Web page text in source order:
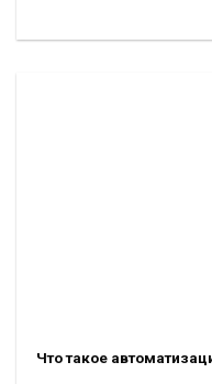
Что такое